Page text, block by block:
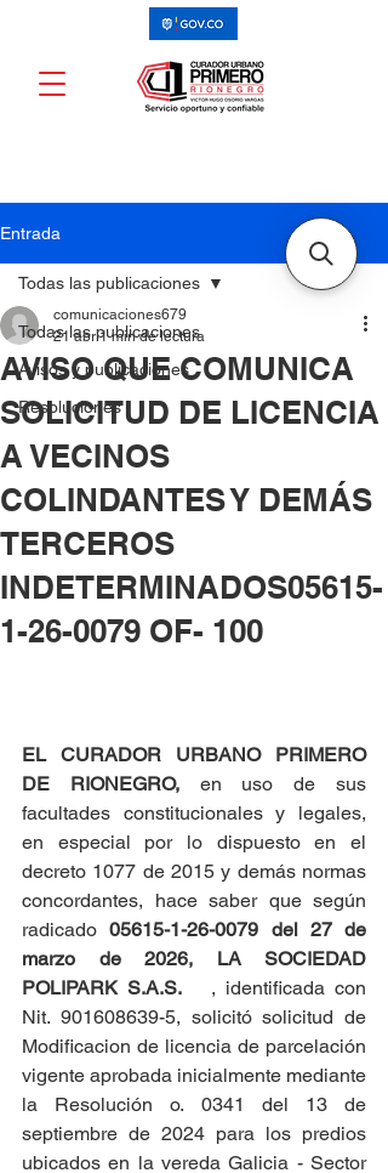
Entrada
Todas las publicaciones
Avisos y publicaciones
Resoluciones
Todas las publicaciones
AVISO QUE COMUNICA
SOLICITUD DE LICENCIA
A VECINOS
COLINDANTES Y DEMÁS
TERCEROS
INDETERMINADOS05615-
1-26-0079 OF- 100
comunicaciones679
21 abr 1 min de lectura
EL CURADOR URBANO PRIMERO
DE RIONEGRO, en uso de sus
facultades constitucionales y legales,
en especial por lo dispuesto en el
decreto 1077 de 2015 y demás normas
concordantes, hace saber que según
radicado 05615-1-26-0079 del 27 de
marzo de 2026,
LA SOCIEDAD
POLIPARK S.A.S. , identificada con
Nit. 901608639-5, solicitó solicitud de
Modificacion de licencia de parcelación
vigente aprobada inicialmente mediante
la Resolución o. 0341 del 13 de
septiembre de 2024 para los predios
ubicados en la vereda Galicia - Sector